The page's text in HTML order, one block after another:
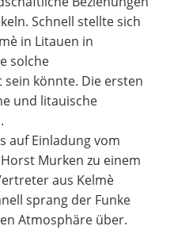
Schnell stellte sich
in Litauen in
solche
könnte. Die ersten
und litauische
auf Einladung vom
Murken zu einem
aus Kelmè
sprang der Funke
Atmosphäre über.